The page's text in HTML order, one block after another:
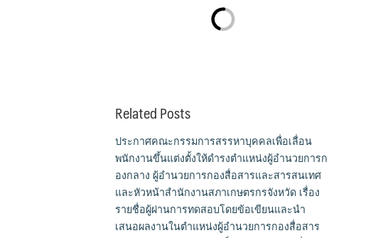
Related Posts
ประกาศคณะกรรมการสรรหาบุคคลเพื่อเลื่อน
พนักงานขึ้นแต่งตั้งให้ดำรงตำแหน่งผู้อำนวยการก
องกลาง ผู้อำนวยการกองสื่อสารและสารสนเทศ
และหัวหน้าสำนักงานสภาเกษตรกรจังหวัด เรื่อง
รายชื่อผู้ผ่านการทดสอบโดยข้อเขียนและนำ
เสนอผลงานในตำแหน่งผู้อำนวยการกองสื่อสาร